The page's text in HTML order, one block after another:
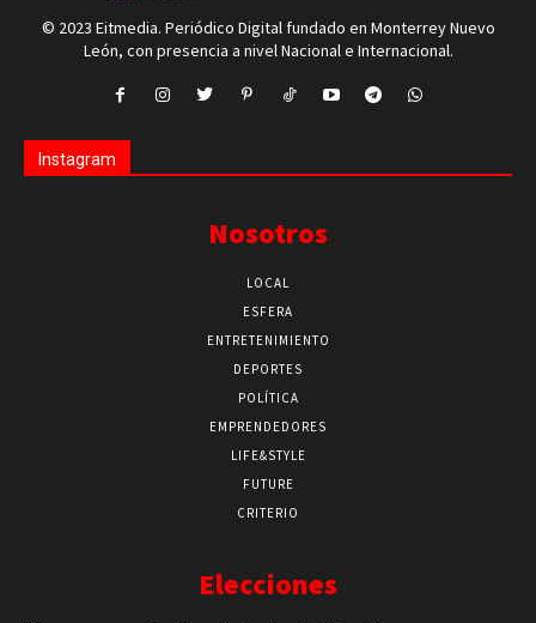
© 2023 Eitmedia. Periódico Digital fundado en Monterrey Nuevo
León, con presencia a nivel Nacional e Internacional.
Instagram
Nosotros
LOCAL
ESFERA
ENTRETENIMIENTO
DEPORTES
POLÍTICA
EMPRENDEDORES
LIFE&STYLE
FUTURE
CRITERIO
Elecciones